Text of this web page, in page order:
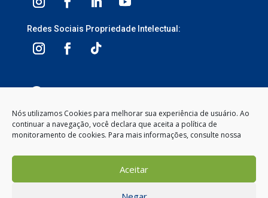
Nós utilizamos Cookies para melhorar sua experiência de usuário. Ao
continuar a navegação, você declara que aceita a política de
monitoramento de cookies. Para mais informações, consulte nossa
Aceitar
Redes Sociais Propriedade Intelectual:
Segunda à Sexta-feira
8:00 às 12:00 – 13:30 às 18:00